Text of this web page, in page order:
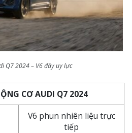
Q7 2024 – V6 đầy uy lực
CƠ AUDI Q7 2024
V6 phun nhiên liệu trực
tiếp